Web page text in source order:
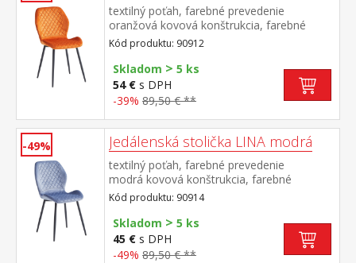
textilný poťah, farebné prevedenie
oranžová kovová konštrukcia, farebné
prevedenie čierna výška sedu 50
cm odporúčaná nosnosť do 120 kg
Kód produktu: 90912
Skladom > 5 ks
54 € s DPH
-39% 89,50 € **
-49% Jedálenská stolička LINA modrá
textilný poťah, farebné prevedenie
modrá kovová konštrukcia, farebné
prevedenie čierna výška sedu 50
cm odporúčaná nosnosť do 120 kg
Kód produktu: 90914
Skladom > 5 ks
45 € s DPH
-49% 89,50 € **